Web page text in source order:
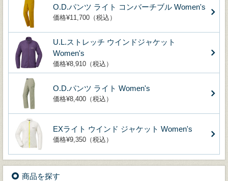
O.D.パンツ ライト コンバーチブル Women's
価格¥11,700（税込）
U.L.ストレッチ ウインドジャケット
Women's
価格¥8,910（税込）
O.D.パンツ ライト Women's
価格¥8,400（税込）
EXライト ウインド ジャケット Women's
価格¥9,350（税込）
商品を探す